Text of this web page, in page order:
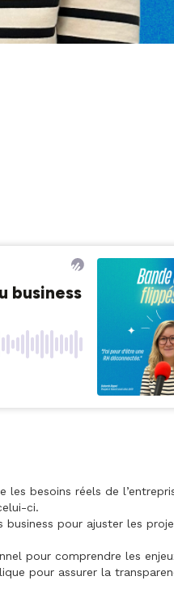
les besoins réels de
ci.
business pour ajuster les
pour comprendre les
pour assurer la